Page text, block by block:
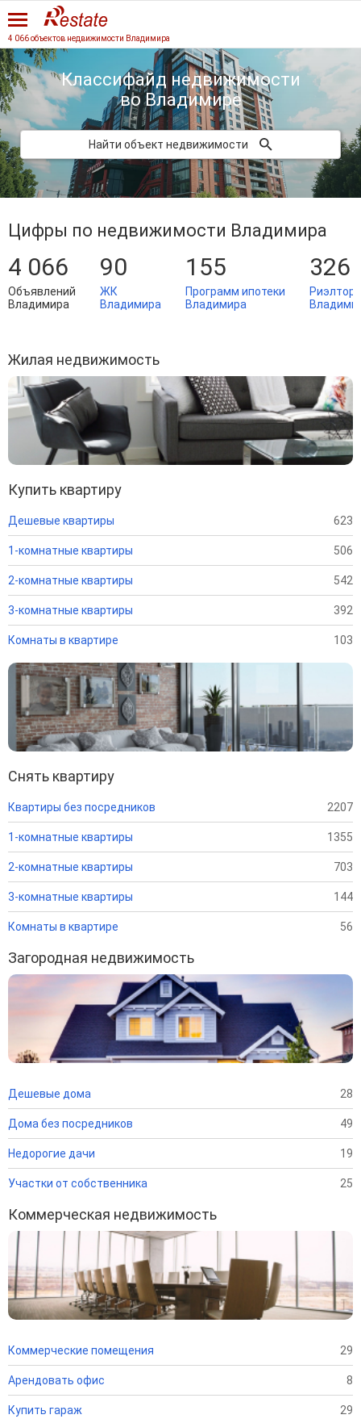
4 066 объектов недвижимости Владимира
Классифайд недвижимости
во Владимире
Найти объект недвижимости
Цифры по недвижимости Владимира
4 066
Объявлений
Владимира
90
ЖК
Владимира
155
Программ ипотеки
Владимира
326
Жилая недвижимость
Купить квартиру
Дешевые квартиры 623
1-комнатные квартиры 506
2-комнатные квартиры 542
3-комнатные квартиры 392
Комнаты в квартире 103
Снять квартиру
Квартиры без посредников 2207
1-комнатные квартиры 1355
2-комнатные квартиры 703
3-комнатные квартиры 144
Комнаты в квартире 56
Загородная недвижимость
Дешевые дома 28
Дома без посредников 49
Недорогие дачи 19
Участки от собственника 25
Коммерческая недвижимость
Коммерческие помещения 29
Арендовать офис 8
Купить гараж 29